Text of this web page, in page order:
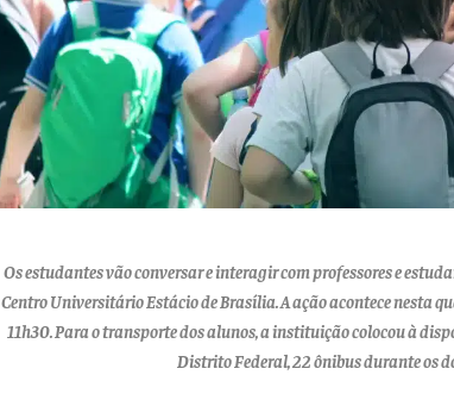
Os estudantes vão conversar e interagir com professores e
Centro Universitário Estácio de Brasília. A ação acontece nesta
11h30. Para o transporte dos alunos, a instituição colocou à
Distrito Federal, 22 ônibus durante os